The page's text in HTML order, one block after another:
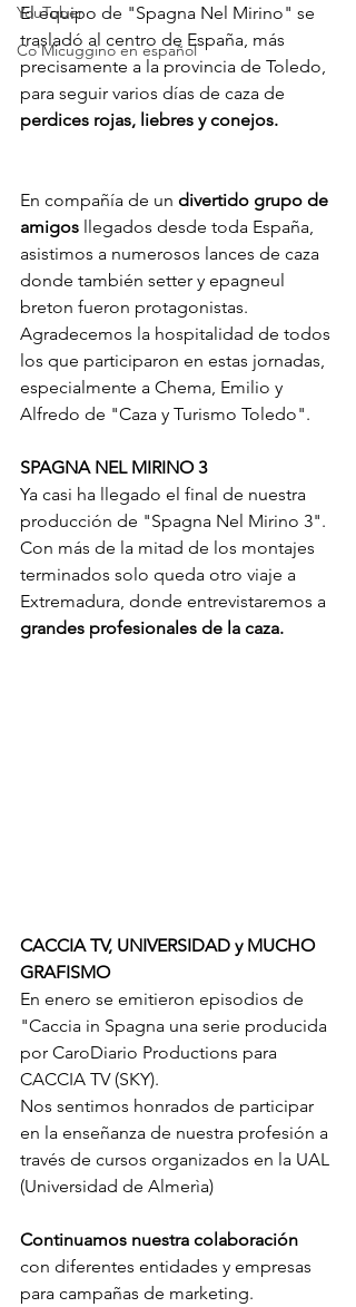
YouTuber
Co'Micuggino en español
El equipo de "Spagna Nel Mirino" se
trasladó al centro de España, más
precisamente a la provincia de Toledo,
para seguir varios días de caza de
perdices rojas, liebres y conejos.
En compañía de un divertido grupo de
amigos llegados desde toda España,
asistimos a numerosos lances de caza
donde también setter y epagneul
breton fueron protagonistas.
Agradecemos la hospitalidad de todos
los que participaron en estas jornadas,
especialmente a Chema, Emilio y
Alfredo de "Caza y Turismo Toledo".
SPAGNA NEL MIRINO 3
Ya casi ha llegado el final de nuestra
producción de "Spagna Nel Mirino 3".
Con más de la mitad de los montajes
terminados solo queda otro viaje a
Extremadura, donde entrevistaremos a
grandes profesionales de la caza.
CACCIA TV, UNIVERSIDAD y MUCHO
GRAFISMO
En enero se emitieron episodios de
"Caccia in Spagna una serie producida
por CaroDiario Productions para
CACCIA TV (SKY).
Nos sentimos honrados de participar
en la enseñanza de nuestra profesión a
través de cursos organizados en la UAL
(Universidad de Almerìa)
Continuamos nuestra colaboración
con diferentes entidades y empresas
para campañas de marketing.